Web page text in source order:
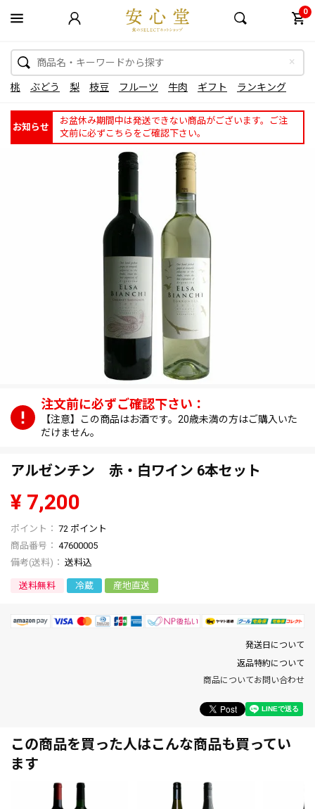
0
桃 ぶどう 梨 枝豆 フルーツ 牛肉 ギフト ランキング
お知らせ
お盆休み期間中は発送できない商品がございます。ご注
文前に必ずこちらをご確認下さい。
【注意】この商品はお酒です。20歳未満の方はご購入いた
だけません。
アルゼンチン 赤・白ワイン 6本セット
¥ 7,200
72 ポイント
商品番号
47600005
送料込
送料無料 冷蔵 産地直送
発送日について
返品特約について
商品についてお問い合わせ
この商品を買った人はこんな商品も買ってい
ます